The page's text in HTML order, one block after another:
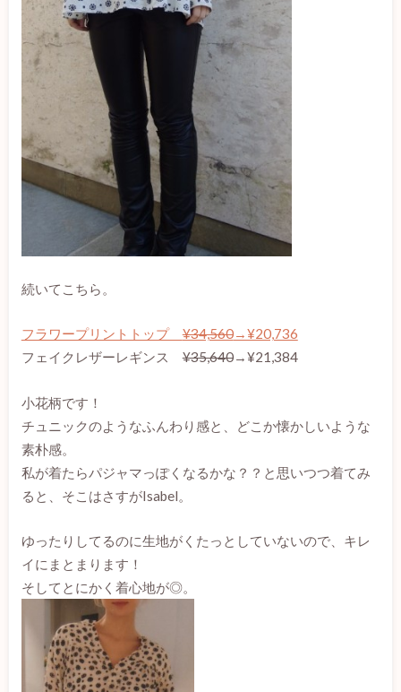
続いてこちら。
フラワープリントトップ¥34,560→¥20,736
フェイクレザーレギンス¥35,640→¥21,384
小花柄です！
チュニックのようなふんわり感と、どこか懐かしいような
素朴感。
私が着たらパジャマっぽくなるかな？？と思いつつ着てみ
ると、そこはさすがIsabel。
ゆったりしてるのに生地がくたっとしていないので、キレ
イにまとまります！
そしてとにかく着心地が◎。